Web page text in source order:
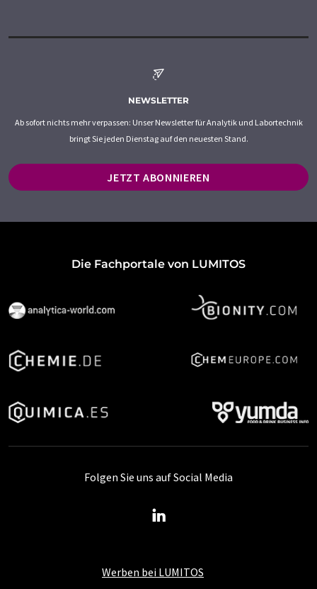
NEWSLETTER
Ab sofort nichts mehr verpassen: Unser Newsletter für Analytik und Labortechnik
bringt Sie jeden Dienstag auf den neuesten Stand.
JETZT ABONNIEREN
Die Fachportale von LUMITOS
Werben bei LUMITOS
Folgen Sie uns auf Social Media